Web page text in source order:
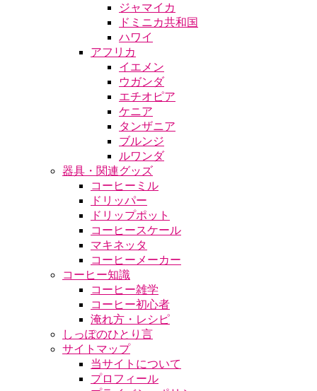
ジャマイカ
ドミニカ共和国
ハワイ
アフリカ
イエメン
ウガンダ
エチオピア
ケニア
タンザニア
ブルンジ
ルワンダ
器具・関連グッズ
コーヒーミル
ドリッパー
ドリップポット
コーヒースケール
マキネッタ
コーヒーメーカー
コーヒー知識
コーヒー雑学
コーヒー初心者
淹れ方・レシピ
しっぽのひとり言
サイトマップ
当サイトについて
プロフィール